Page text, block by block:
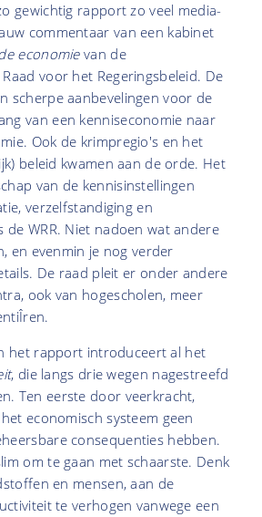
gewichtig rapport zo veel media-
commentaar van een kabinet
economievan de
voor het Regeringsbeleid. De
scherpe aanbevelingen voor de
van een kenniseconomie naar
Ook de krimpregio's en het
beleid kwamen aan de orde. Het
van de kennisinstellingen
verzelfstandiging en
de WRR. Niet nadoen wat andere
en evenmin je nog verder
De raad pleit er onder andere
ook van hogescholen, meer
het rapport introduceert al het
, die langs drie wegen nagestreefd
Ten eerste door veerkracht,
economisch systeem geen
consequenties hebben.
om te gaan met schaarste. Denk
en mensen, aan de
te verhogen vanwege een